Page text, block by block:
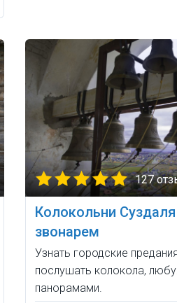
127
Колокольни
звонарем
Узнать городские
послушать колокола,
панорамами.